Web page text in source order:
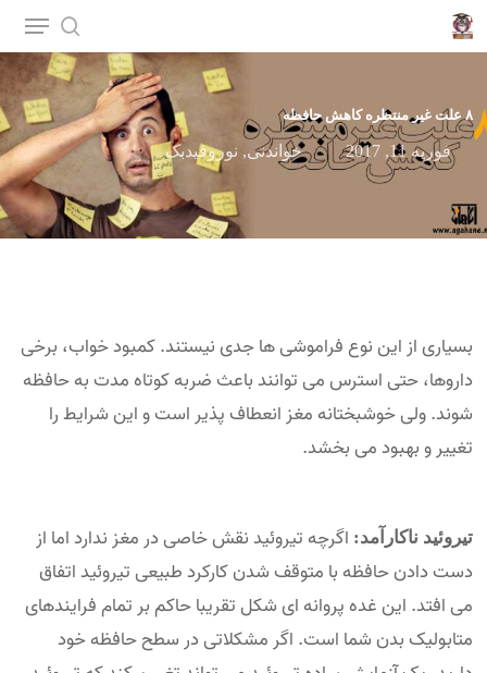
۸ علت غیر منتظره کاهش حافظه
فوریه 11, 2017 خواندنی, نوروفیدبک
بسیاری از این نوع فراموشی ها جدی نیستند. کمبود خواب، برخی
داروها، حتی استرس می توانند باعث ضربه کوتاه مدت به حافظه
شوند. ولی خوشبختانه مغز انعطاف پذیر است و این شرایط را
تغییر و بهبود می بخشد.
تیروئید ناکارآمد: اگرچه تیروئید نقش خاصی در مغز ندارد اما از
دست دادن حافظه با متوقف شدن کارکرد طبیعی تیروئید اتفاق
می افتد. این غده پروانه ای شکل تقریبا حاکم بر تمام فرایندهای
متابولیک بدن شما است. اگر مشکلاتی در سطح حافظه خود